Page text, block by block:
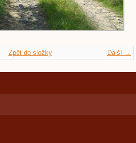
Další →
Zpět do složky